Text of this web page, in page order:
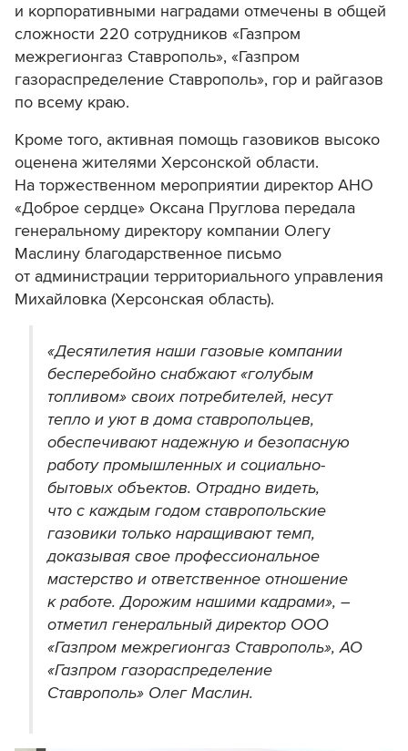
и корпоративными наградами отмечены в общей
сложности 220 сотрудников «Газпром
межрегионгаз Ставрополь», «Газпром
газораспределение Ставрополь», гор и райгазов
по всему краю.
Кроме того, активная помощь газовиков высоко
оценена жителями Херсонской области.
На торжественном мероприятии директор АНО
«Доброе сердце» Оксана Пруглова передала
генеральному директору компании Олегу
Маслину благодарственное письмо
от администрации территориального управления
Михайловка (Херсонская область).
«Десятилетия наши газовые компании
бесперебойно снабжают «голубым
топливом» своих потребителей, несут
тепло и уют в дома ставропольцев,
обеспечивают надежную и безопасную
работу промышленных и социально-
бытовых объектов. Отрадно видеть,
что с каждым годом ставропольские
газовики только наращивают темп,
доказывая свое профессиональное
мастерство и ответственное отношение
к работе. Дорожим нашими кадрами», –
отметил генеральный директор ООО
«Газпром межрегионгаз Ставрополь», АО
«Газпром газораспределение
Ставрополь» Олег Маслин.